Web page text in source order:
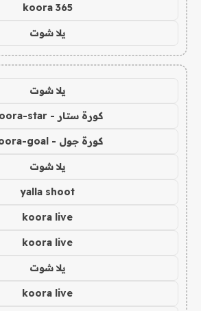
koora 365
يلا شوت
يلا شوت
كورة ستار - koora-star
كورة جول - koora-goal
يلا شوت
yalla shoot
koora live
koora live
يلا شوت
koora live